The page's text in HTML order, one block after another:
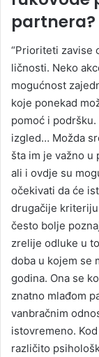
partnera?
“Prioriteti zavise
ličnosti. Neko
mogućnost
koje ponekad
pomoć i
izgled… Možda
šta im je važno u
ali i ovdje su
očekivati da će
drugačije
često bolje
zrelije odluke u
doba u kojem se
godina. Ona se
znatno mlađom
vanbračnim
istovremeno.
različito